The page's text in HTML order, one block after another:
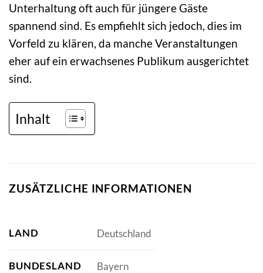
Unterhaltung oft auch für jüngere Gäste
spannend sind. Es empfiehlt sich jedoch, dies im
Vorfeld zu klären, da manche Veranstaltungen
eher auf ein erwachsenes Publikum ausgerichtet
sind.
Inhalt
ZUSÄTZLICHE INFORMATIONEN
LAND Deutschland
BUNDESLAND Bayern